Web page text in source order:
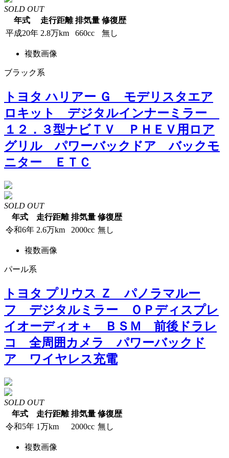
SOLD OUT
年式
走行距離 排気量 修復歴
平成20年 2.8万km 660cc 無し
複数画像
ブラック系
トヨタ ハリアー Ｇ モデリスタエア
ロキット デジタルインナーミラー
１２．３型ナビＴＶ ＰＨＥＶ用ロア
グリル パワーバックドア バックモ
ニター ＥＴＣ
SOLD OUT
年式
走行距離 排気量 修復歴
令和6年 2.6万km 2000cc 無し
複数画像
パール系
トヨタ プリウス Ｚ パノラマルー
フ デジタルミラー ＯＰディスプレ
イオーディオ＋ ＢＳＭ 前後ドラレ
コ 全周囲カメラ パワーバックド
ア ワイヤレス充電
SOLD OUT
年式
走行距離 排気量 修復歴
令和5年 1万km 2000cc 無し
複数画像